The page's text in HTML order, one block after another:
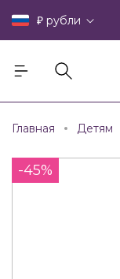
₽ рубли
Главная Детям
-45%